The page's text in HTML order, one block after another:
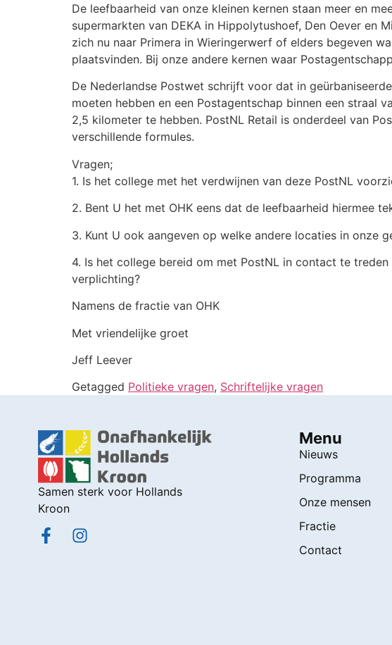
De leefbaarheid van onze kleinen kernen staan meer en
supermarkten van DEKA in Hippolytushoef, Den Oever en
zich nu naar Primera in Wieringerwerf of elders begeven
plaatsvinden. Bij onze andere kernen waar
De Nederlandse Postwet schrijft voor dat in
moeten hebben en een Postagentschap binnen een straal
2,5 kilometer te hebben. PostNL Retail is onderdeel van
verschillende formules.
Vragen;
1. Is het college met het verdwijnen van deze PostNL
2. Bent U het met OHK eens dat de leefbaarheid hiermee
3. Kunt U ook aangeven op welke andere locaties in onze
4. Is het college bereid om met PostNL in contact te
verplichting?
Namens de fractie van OHK
Met vriendelijke groet
Jeff Leever
Getagged Politieke vragen, Schriftelijke vragen
Samen sterk voor Hollands
Kroon
Menu
Nieuws
Programma
Onze mensen
Fractie
Contact